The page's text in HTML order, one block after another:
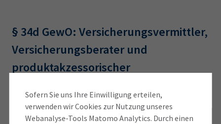
Sofern Sie uns Ihre Einwilligung erteilen,
verwenden wir Cookies zur Nutzung unseres
Webanalyse-Tools Matomo Analytics. Durch einen
§ 34d GewO: Versicherungsvermittler,
Versicherungsberater und
produktakzessorischer